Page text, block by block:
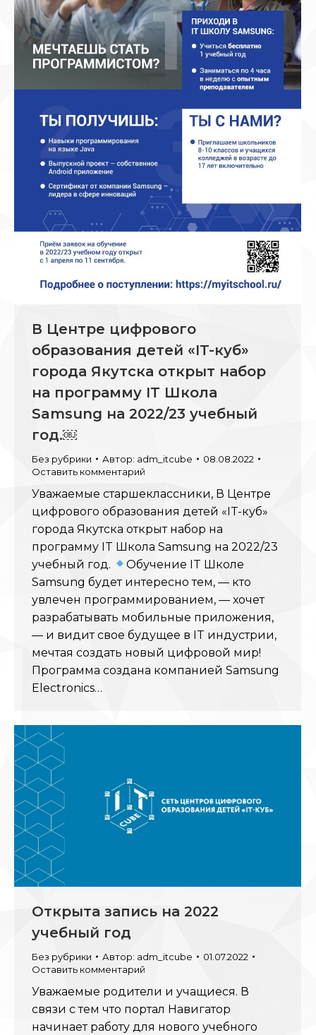
В Центре цифрового
образования детей «IT-куб»
города Якутска открыт набор
на программу IT Школа
Samsung на 2022/23 учебный
год.￼
Без рубрики Автор: adm_itcube
08.08.2022
Оставить комментарий
Уважаемые старшеклассники, В Центре
цифрового образования детей «IT-куб»
города Якутска открыт набор на
программу IT Школа Samsung на 2022/23
учебный год.
Обучение IT Школе
Samsung будет интересно тем, — кто
увлечен программированием, — хочет
разрабатывать мобильные приложения,
— и видит свое будущее в IT индустрии,
мечтая создать новый цифровой мир!
Программа создана компанией Samsung
Electronics…
Открыта запись на 2022
учебный год
Без рубрики Автор: adm_itcube
01.07.2022
Оставить комментарий
Уважаемые родители и учащиеся. В
связи с тем что портал Навигатор
начинает работу для нового учебного